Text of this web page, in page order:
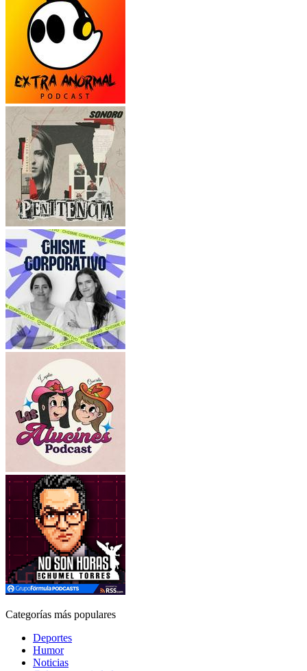
Categorías más populares
Deportes
Humor
Noticias